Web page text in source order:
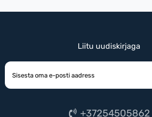
Liitu uudiskirjaga
+37254505862